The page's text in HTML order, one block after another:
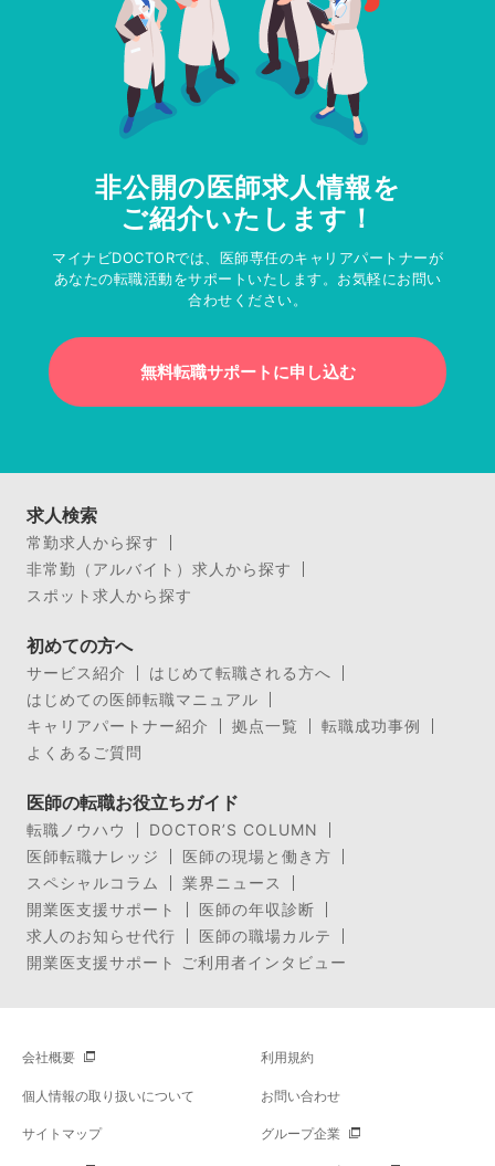
非公開の医師求人情報を
ご紹介いたします！
マイナビDOCTORでは、医師専任のキャリアパートナーが
あなたの転職活動をサポートいたします。お気軽にお問い
合わせください。
無料転職サポートに申し込む
求人検索
常勤求人から探す
非常勤（アルバイト）求人から探す
スポット求人から探す
初めての方へ
サービス紹介
はじめて転職される方へ
はじめての医師転職マニュアル
キャリアパートナー紹介
拠点一覧
転職成功事例
よくあるご質問
医師の転職お役立ちガイド
転職ノウハウ
DOCTOR’S COLUMN
医師転職ナレッジ
医師の現場と働き方
スペシャルコラム
業界ニュース
開業医支援サポート
医師の年収診断
求人のお知らせ代行
医師の職場カルテ
開業医支援サポート ご利用者インタビュー
会社概要 利用規約
個人情報の取り扱いについて お問い合わせ
サイトマップ グループ企業